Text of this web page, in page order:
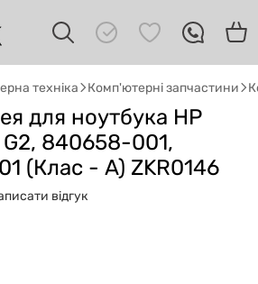
техніка Комп'ютерні запчастини
для ноутбука HP
840658-001,
(Клас - A) ZKR0146
відгук
AI — допоможу
комп'ютерну техніку.